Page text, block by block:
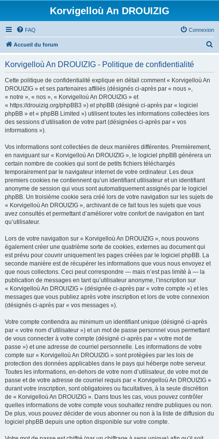
Korvigelloù An DROUIZIG
FAQ Connexion
Accueil du forum
Korvigelloù An DROUIZIG - Politique de confidentialité
Cette politique de confidentialité explique en détail comment « Korvigelloù An
DROUIZIG » et ses partenaires affiliés (désignés ci-après par « nous »,
« notre », « nos », « Korvigelloù An DROUIZIG » et
« https://drouizig.org/phpBB3 ») et phpBB (désigné ci-après par « logiciel
phpBB » et « phpBB Limited ») utilisent toutes les informations collectées lors
des sessions d’utilisation de votre part (désignées ci-après par « vos
informations »).
Vos informations sont collectées de deux manières différentes. Premièrement,
en naviguant sur « Korvigelloù An DROUIZIG », le logiciel phpBB génèrera un
certain nombre de cookies qui sont de petits fichiers téléchargés
temporairement par le navigateur internet de votre ordinateur. Les deux
premiers cookies ne contiennent qu’un identifiant utilisateur et un identifiant
anonyme de session qui vous sont automatiquement assignés par le logiciel
phpBB. Un troisième cookie sera créé lors de votre navigation sur les sujets de
« Korvigelloù An DROUIZIG », archivant de ce fait tous les sujets que vous
avez consultés et permettant d’améliorer votre confort de navigation en tant
qu’utilisateur.
Lors de votre navigation sur « Korvigelloù An DROUIZIG », nous pouvons
également créer une quatrième sorte de cookies, externes au document qui
est prévu pour couvrir uniquement les pages créées par le logiciel phpBB. La
seconde manière est de récupérer les informations que vous nous envoyez et
que nous collectons. Ceci peut correspondre — mais n’est pas limité à — la
publication de messages en tant qu’utilisateur anonyme, l’inscription sur
« Korvigelloù An DROUIZIG » (désignée ci-après par « votre compte ») et les
messages que vous publiez après votre inscription et lors de votre connexion
(désignés ci-après par « vos messages »).
Votre compte contiendra au minimum un identifiant unique (désigné ci-après
par « votre nom d’utilisateur ») et un mot de passe personnel vous permettant
de vous connecter à votre compte (désigné ci-après par « votre mot de
passe ») et une adresse de courriel personnelle. Les informations de votre
compte sur « Korvigelloù An DROUIZIG » sont protégées par les lois de
protection des données applicables dans le pays qui héberge notre serveur.
Toutes les informations, en-dehors de votre nom d’utilisateur, de votre mot de
passe et de votre adresse de courriel requis par « Korvigelloù An DROUIZIG »
durant votre inscription, sont obligatoires ou facultatives, à la seule discrétion
de « Korvigelloù An DROUIZIG ». Dans tous les cas, vous pouvez contrôler
quelles informations de votre compte vous souhaitez rendre publiques ou non.
De plus, vous pouvez décider de vous abonner ou non à la liste de diffusion du
logiciel phpBB depuis une option disponible sur votre compte.